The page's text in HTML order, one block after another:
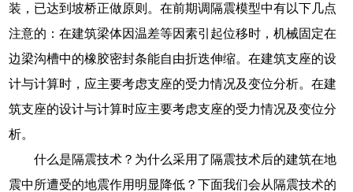
装，已达到坡桥正做原则。在前期调隔震模型中有以下几点
注意的：在建筑梁体因温差等因素引起位移时，机械固定在
边梁沟槽中的橡胶密封条能自由折迭伸缩。在建筑支座的设
计与计算时，应主要考虑支座的受力情况及变位分析。在建
筑支座的设计与计算时应主要考虑支座的受力情况及变位分
析。
什么是隔震技术？为什么采用了隔震技术后的建筑在地
震中所遭受的地震作用明显降低？下面我们会从隔震技术的